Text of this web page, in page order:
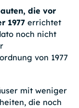
die vor
1977errichtet
noch nicht
von 1977
mit weniger
die noch